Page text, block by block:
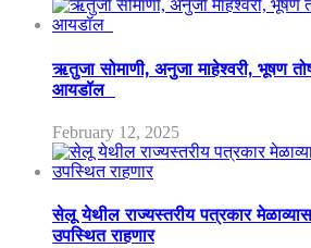
ऋतुजा सोमाणी, अनुजा माहेश्वरी, भूषण
आयडॉल
February 12, 2025
सेलू येथील राज्यस्तरीय पत्रकार
उपस्थित राहणार